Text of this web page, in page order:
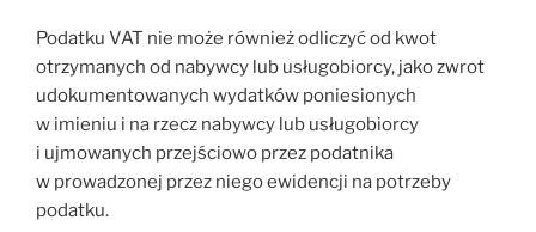
Podatku VAT nie może również odliczyć od kwot
otrzymanych od nabywcy lub usługobiorcy, jako zwrot
udokumentowanych wydatków poniesionych
w imieniu i na rzecz nabywcy lub usługobiorcy
i ujmowanych przejściowo przez podatnika
w prowadzonej przez niego ewidencji na potrzeby
podatku.